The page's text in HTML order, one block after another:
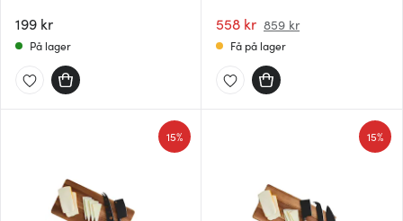
199 kr
På lager
558 kr 859 kr
Få på lager
15% 15%